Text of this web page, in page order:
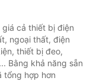
cả thiết bị điện
ngoại thất, điện
thiết bị đeo,
Bằng khả năng sẵn
tổng hợp hơn